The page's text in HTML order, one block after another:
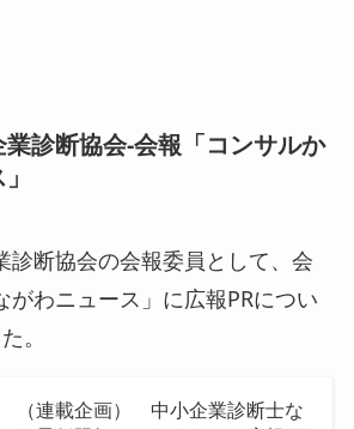
診断協会-会報「コンサルか
診断協会の会報委員として、会
がわニュース」に広報PRについ
。
（連載企画） 中小企業診断士な